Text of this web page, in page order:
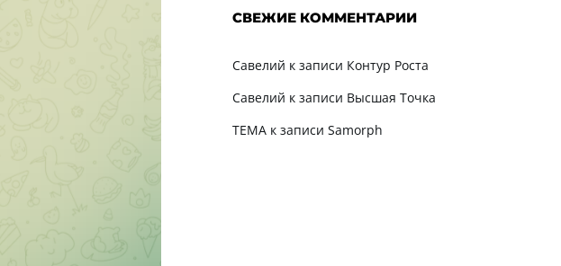
СВЕЖИЕ КОММЕНТАРИИ
Савелий к записи Контур Роста
Савелий к записи Высшая Точка
TEMAк записи Samorph